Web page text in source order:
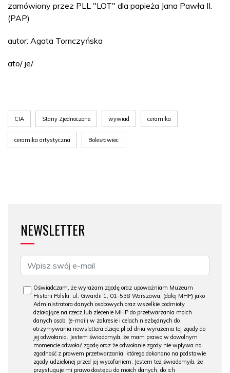
zamówiony przez PLL "LOT" dla papieża Jana Pawła II.
(PAP)
autor: Agata Tomczyńska
ato/ je/
CIA Stany Zjednoczone wywiad ceramika
ceramika artystyczna Bolesławiec
NEWSLETTER
Oświadczam, że wyrażam zgodę oraz upoważniam Muzeum
Historii Polski, ul. Gwardii 1, 01-538 Warszawa, (dalej MHP) jako
Administratora danych osobowych oraz wszelkie podmioty
działające na rzecz lub zlecenie MHP do przetwarzania moich
danych osob. (e-mail) w zakresie i celach niezbędnych do
otrzymywania newslettera dzieje.pl od dnia wyrażenia tej zgody do
jej odwołania. Jestem świadomy/a, że mam prawo w dowolnym
momencie odwołać zgodę oraz że odwołanie zgody nie wpływa na
zgodność z prawem przetwarzania, którego dokonano na podstawie
zgody udzielonej przed jej wycofaniem. Jestem też świadomy/a, że
przysługuje mi prawo dostępu do moich danych, do ich